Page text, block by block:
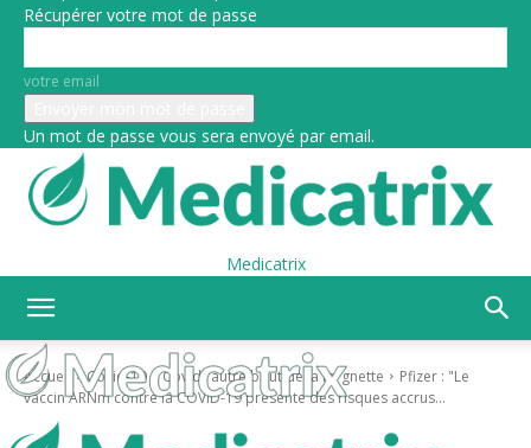
Récupérer votre mot de passe
votre email
Un mot de passe vous sera envoyé par email.
Medicatrix
Accueil Covid-19 Covid l’autre bout de la lorgnette
Pfizer : "Le
vaccin ARNm contre la COVID-19 présente des risques accrus...
Covid-19
Covid l’autre bout de la lorgnette